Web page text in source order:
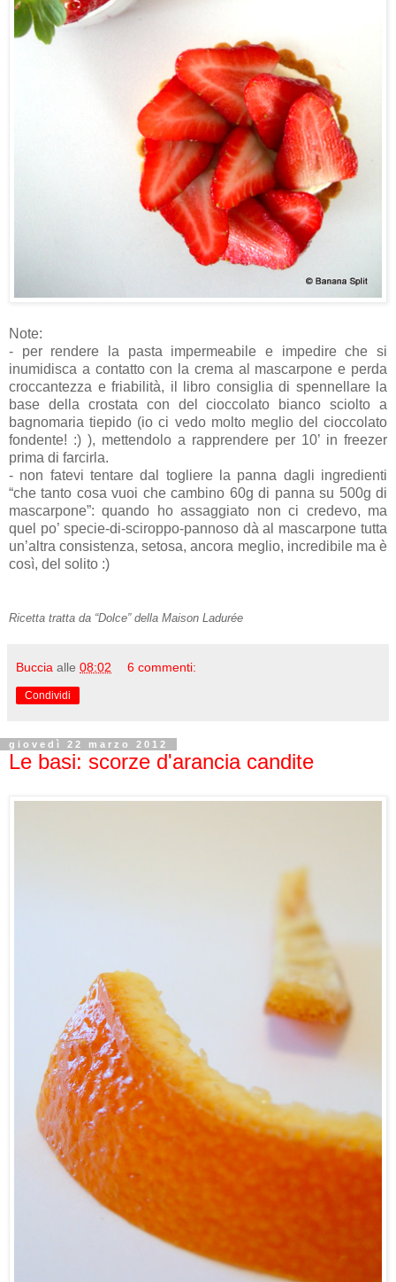
Note:
- per rendere la pasta impermeabile e impedire che si
inumidisca a contatto con la crema al mascarpone e perda
croccantezza e friabilità, il libro consiglia di spennellare la
base della crostata con del cioccolato bianco sciolto a
bagnomaria tiepido (io ci vedo molto meglio del cioccolato
fondente! :) ), mettendolo a rapprendere per 10’ in freezer
prima di farcirla.
- non fatevi tentare dal togliere la panna dagli ingredienti
“che tanto cosa vuoi che cambino 60g di panna su 500g di
mascarpone”: quando ho assaggiato non ci credevo, ma
quel po’ specie-di-sciroppo-pannoso dà al mascarpone tutta
un’altra consistenza, setosa, ancora meglio, incredibile ma è
così, del solito :)
Ricetta tratta da “Dolce” della Maison Ladurée
Buccia alle 08:02 6 commenti:
Condividi
giovedì 22 marzo 2012
Le basi: scorze d'arancia candite